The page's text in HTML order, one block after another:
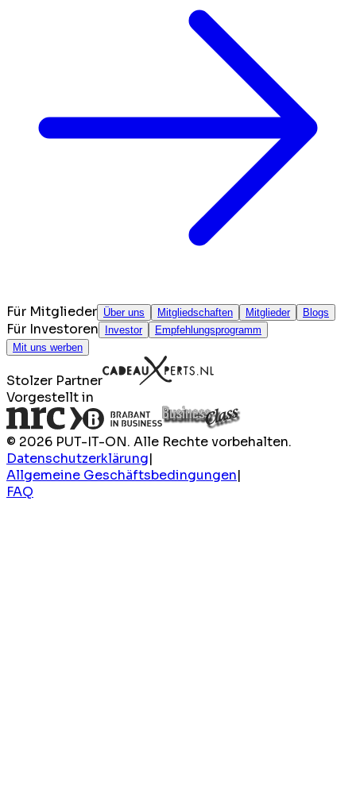
Für Mitglieder Über uns Mitgliedschaften Mitglieder Blogs
Für Investoren Investor
Empfehlungsprogramm
Mit uns werben
Stolzer Partner
Vorgestellt in
© 2026 PUT-IT-ON. Alle Rechte vorbehalten.
Datenschutzerklärung|
Allgemeine Geschäftsbedingungen|
FAQ